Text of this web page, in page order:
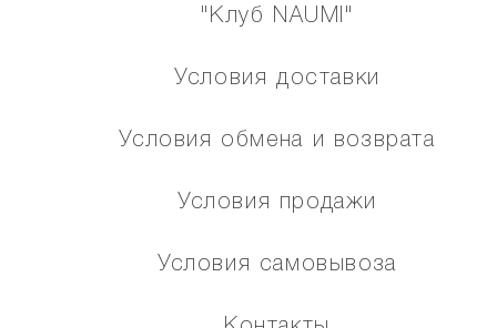
"Клуб NAUMI"
Условия доставки
Условия обмена и возврата
Условия продажи
Условия самовывоза